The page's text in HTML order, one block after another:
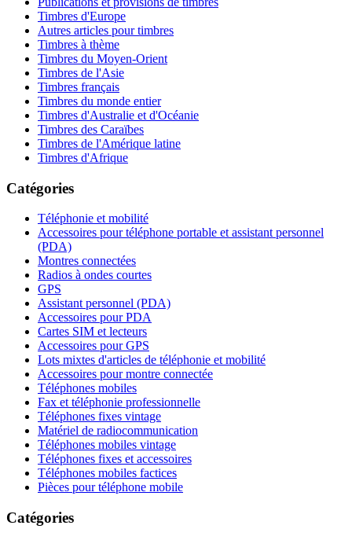
Timbres d'Europe
Autres articles pour timbres
Timbres à thème
Timbres du Moyen-Orient
Timbres de l'Asie
Timbres français
Timbres du monde entier
Timbres d'Australie et d'Océanie
Timbres des Caraïbes
Timbres de l'Amérique latine
Timbres d'Afrique
Catégories
Téléphonie et mobilité
Accessoires pour téléphone portable et assistant personnel
(PDA)
Montres connectées
Radios à ondes courtes
GPS
Assistant personnel (PDA)
Accessoires pour PDA
Cartes SIM et lecteurs
Accessoires pour GPS
Lots mixtes d'articles de téléphonie et mobilité
Accessoires pour montre connectée
Téléphones mobiles
Fax et téléphonie professionnelle
Téléphones fixes vintage
Matériel de radiocommunication
Téléphones mobiles vintage
Téléphones fixes et accessoires
Téléphones mobiles factices
Pièces pour téléphone mobile
Catégories